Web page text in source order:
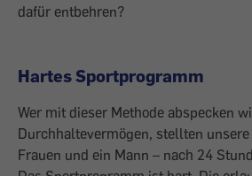
dafür entbehren?
Hartes Sportprogramm
Wer mit dieser Methode abspecken
Durchhaltevermögen, stellten unsere
Frauen und ein Mann – nach 24